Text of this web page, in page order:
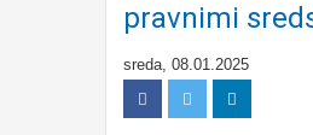
pravnimi
sreda, 08.01.2025